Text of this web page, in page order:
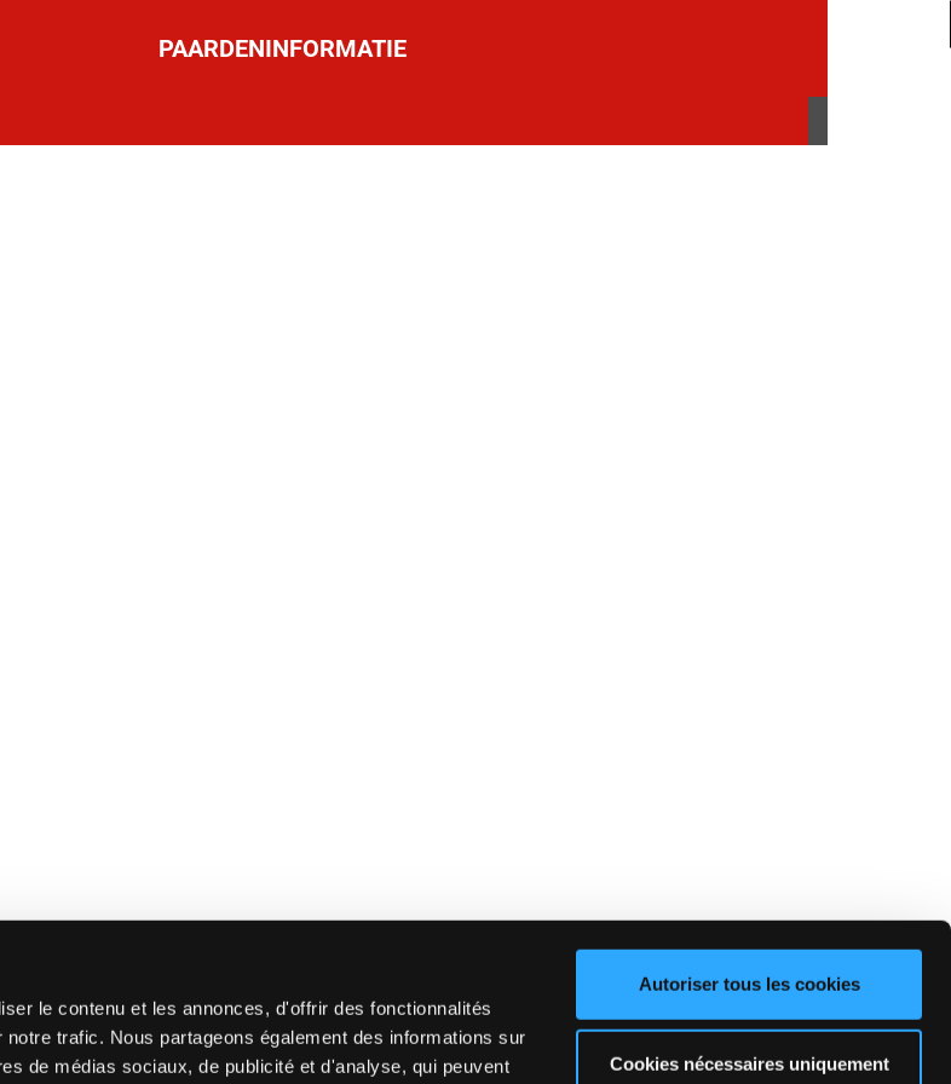
le contenu et les annonces, d'offrir des fonctionnalités
trafic. Nous partageons également des informations sur
de médias sociaux, de publicité et d'analyse, qui peuvent
Autoriser tous les cookies
Cookies nécessaires uniquement
PAARDENINFORMATIE